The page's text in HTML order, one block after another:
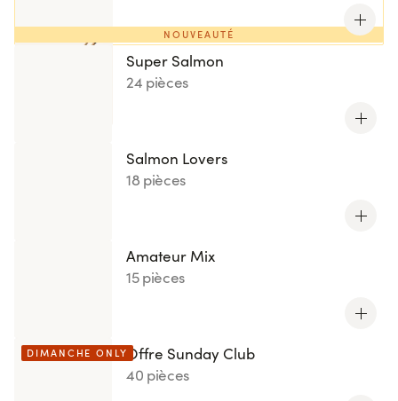
NOUVEAUTÉ
Super Salmon
24 pièces
Salmon Lovers
18 pièces
Amateur Mix
15 pièces
DIMANCHE ONLY Offre Sunday Club
40 pièces